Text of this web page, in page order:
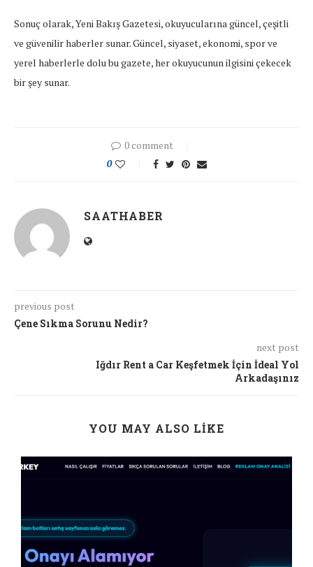
Sonuç olarak, Yeni Bakış Gazetesi, okuyucularına güncel, çeşitli
ve güvenilir haberler sunar. Güncel, siyaset, ekonomi, spor ve
yerel haberlerle dolu bu gazete, her okuyucunun ilgisini çekecek
bir şey sunar.
0 comment
0
SAATHABER
previous post
Çene Sıkma Sorunu Nedir?
next post
Iğdır Rent a Car Keşfetmek İçin İdeal Yol
Arkadaşınız
YOU MAY ALSO LIKE